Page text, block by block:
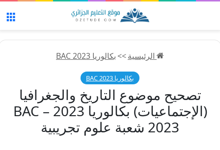
الرئيسية>>بكالوريا 2023 BAC
بكالوريا 2023 BAC
تصحيح موضوع التاريخ والجغرافيا
(الإجتماعيات) بكالوريا 2023 – BAC
2023 شعبة علوم تجريبية